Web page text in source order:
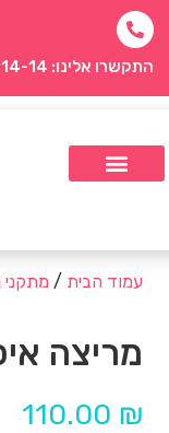
התקשרו אלינו: 074-769-14-14
עמוד הבית /
מריצה
110.00 ₪